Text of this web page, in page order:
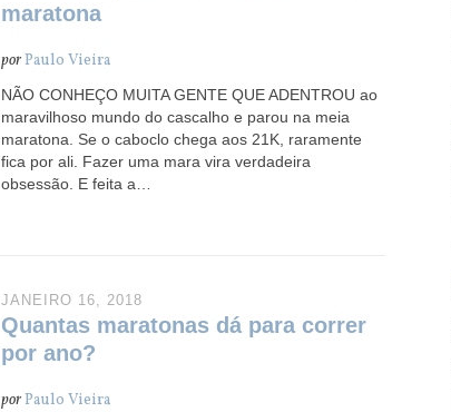
maratona
porPaulo Vieira
NÃO CONHEÇO MUITA GENTE QUE ADENTROU ao
maravilhoso mundo do cascalho e parou na meia
maratona. Se o caboclo chega aos 21K, raramente
fica por ali. Fazer uma mara vira verdadeira
obsessão. E feita a…
JANEIRO 16, 2018
Quantas maratonas dá para correr
por ano?
porPaulo Vieira